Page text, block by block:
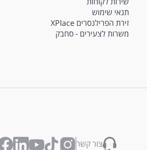
תנאי שימוש
זירת הפרילנסרים XPlace
משרות לצעירים - סחבק
צור קשר